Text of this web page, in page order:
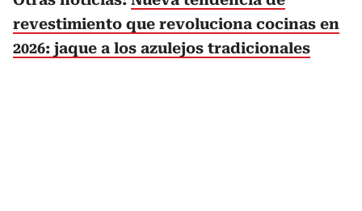
revestimiento que revoluciona cocinas en
2026: jaque a los azulejos tradicionales